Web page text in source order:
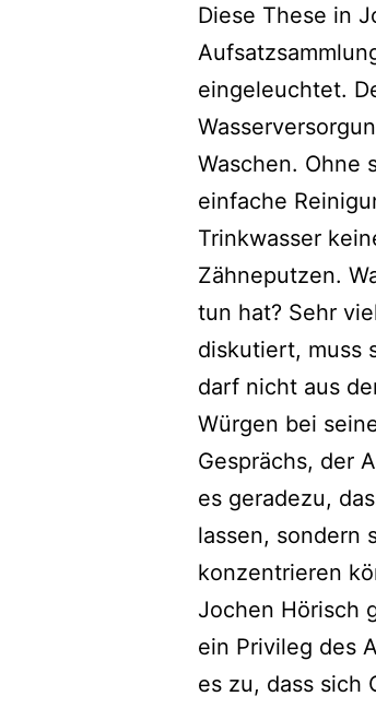
Diese These in
eingeleuchtet.
Waschen. Ohne
einfache
Trinkwasser
Zähneputzen.
tun hat? Sehr
diskutiert, muss
darf nicht aus
Würgen bei
Gesprächs, der
es geradezu,
lassen, sondern
konzentrieren
Jochen Hörisch
ein Privileg des
es zu, dass sich